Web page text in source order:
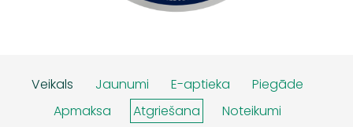
Veikals Jaunumi E-aptieka
Piegāde
Apmaksa
Atgriešana
Noteikumi